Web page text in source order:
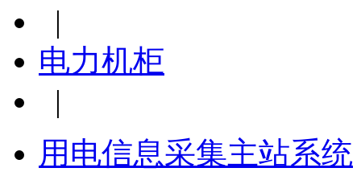
|
电力机柜
|
用电信息采集主站系统